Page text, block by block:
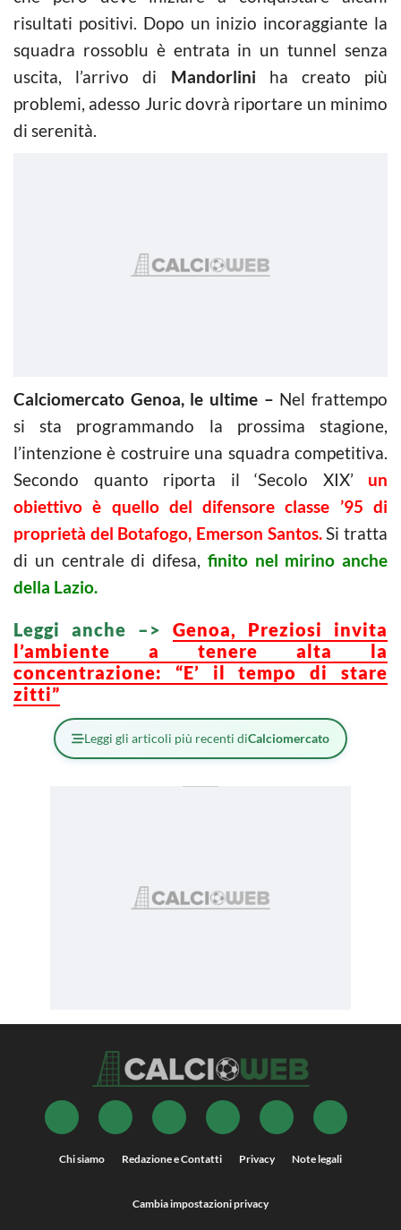
risultati positivi. Dopo un inizio incoraggiante la
squadra rossoblu è entrata in un tunnel senza
uscita, l’arrivo di Mandorlini ha creato più
problemi, adesso Juric dovrà riportare un minimo
di serenità.
Calciomercato Genoa, le ultime – Nel frattempo
si sta programmando la prossima stagione,
l’intenzione è costruire una squadra competitiva.
Secondo quanto riporta il ‘Secolo XIX’
un
obiettivo è quello del difensore classe ’95 di
proprietà del Botafogo, Emerson Santos.Si tratta
di un centrale di difesa, finito nel mirino anche
della Lazio.
Leggi anche –> Genoa, Preziosi invita
l’ambiente a tenere alta la
concentrazione: “E’ il tempo di stare
zitti”
Leggi gli articoli più recenti diCalciomercato
Chi siamo Redazione e Contatti Privacy Note legali
Cambia impostazioni privacy